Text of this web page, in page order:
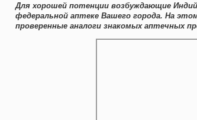
Для хорошей потенции возбуждающие
федеральной аптеке Вашего города. На
проверенные аналоги знакомых аптечных